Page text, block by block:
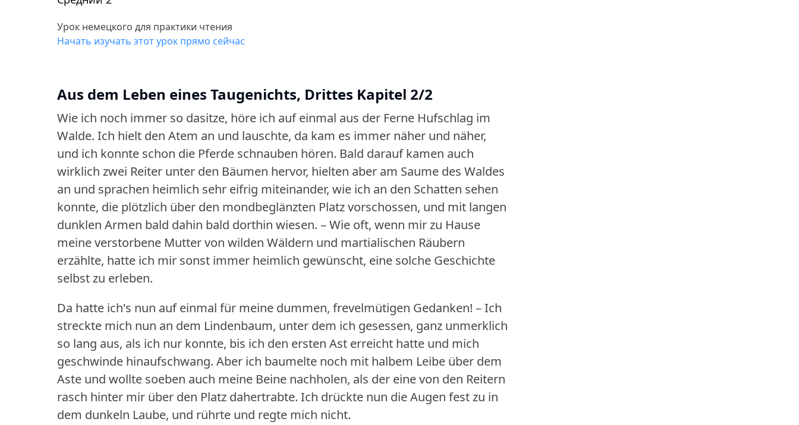
Урок немецкого для практики чтения
Начать изучать этот урок прямо сейчас
Aus dem Leben eines Taugenichts, Drittes Kapitel 2/2
Wie ich noch immer so dasitze, höre ich auf einmal aus der Ferne Hufschlag im
Walde. Ich hielt den Atem an und lauschte, da kam es immer näher und näher,
und ich konnte schon die Pferde schnauben hören. Bald darauf kamen auch
wirklich zwei Reiter unter den Bäumen hervor, hielten aber am Saume des Waldes
an und sprachen heimlich sehr eifrig miteinander, wie ich an den Schatten sehen
konnte, die plötzlich über den mondbeglänzten Platz vorschossen, und mit langen
dunklen Armen bald dahin bald dorthin wiesen. – Wie oft, wenn mir zu Hause
meine verstorbene Mutter von wilden Wäldern und martialischen Räubern
erzählte, hatte ich mir sonst immer heimlich gewünscht, eine solche Geschichte
selbst zu erleben.
Da hatte ich's nun auf einmal für meine dummen, frevelmütigen Gedanken! – Ich
streckte mich nun an dem Lindenbaum, unter dem ich gesessen, ganz unmerklich
so lang aus, als ich nur konnte, bis ich den ersten Ast erreicht hatte und mich
geschwinde hinaufschwang. Aber ich baumelte noch mit halbem Leibe über dem
Aste und wollte soeben auch meine Beine nachholen, als der eine von den Reitern
rasch hinter mir über den Platz dahertrabte. Ich drückte nun die Augen fest zu in
dem dunkeln Laube, und rührte und regte mich nicht.